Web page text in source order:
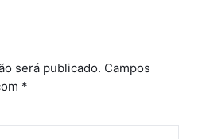
será publicado. Campos
*